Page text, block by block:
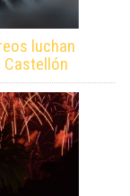
luchan
Castellón